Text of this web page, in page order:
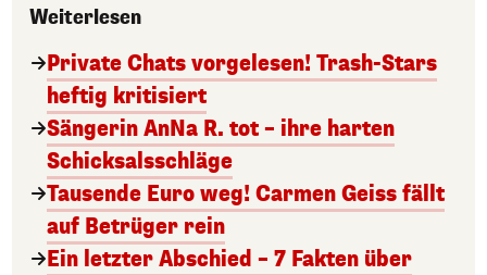
Weiterlesen
Private Chats vorgelesen! Trash-Stars
heftig kritisiert
Sängerin AnNa R. tot – ihre harten
Schicksalsschläge
Tausende Euro weg! Carmen Geiss fällt
auf Betrüger rein
Ein letzter Abschied – 7 Fakten über